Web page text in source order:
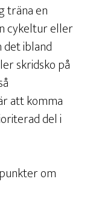
träna en
cykeltur eller
det ibland
skridsko på
att komma
del i
om